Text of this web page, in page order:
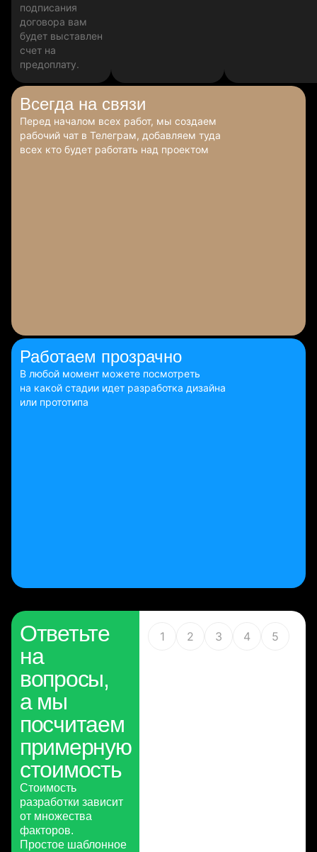
подписания
договора вам
будет выставлен
счет на
предоплату.
Всегда на связи
Перед началом всех работ, мы создаем
рабочий чат в Телеграм, добавляем туда
всех кто будет работать над проектом
Работаем прозрачно
В любой момент можете посмотреть
на какой стадии идет разработка дизайна
или прототипа
Ответьте
на
вопросы,
а мы
посчитаем
примерную
стоимость
Стоимость
разработки зависит
от множества
факторов.
Простое шаблонное
1 2 3 4 5